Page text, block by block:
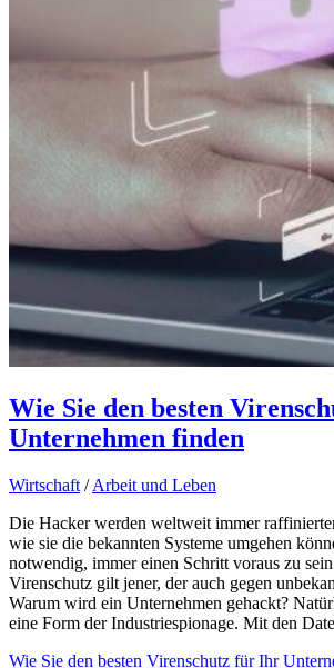
Wie Sie den besten
Unternehmen finden
Wirtschaft /Arbeit und Leben
Die Hacker werden weltweit immer
wie sie die bekannten Systeme umgehen
notwendig, immer einen Schritt voraus zu
Virenschutz gilt jener, der auch gegen
Warum wird ein Unternehmen gehackt?
eine Form der Industriespionage. Mit den
Wie Sie den besten Virenschutz für Ihr